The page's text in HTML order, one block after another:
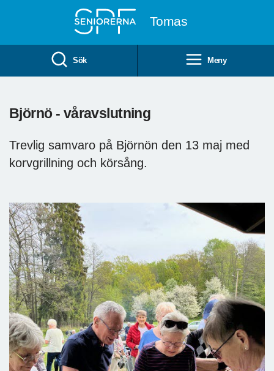
Tomas
Sök Meny
Björnö - våravslutning
Trevlig samvaro på Björnön den 13 maj med
korvgrillning och körsång.